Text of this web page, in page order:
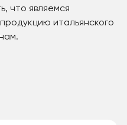
что являемся
итальянского